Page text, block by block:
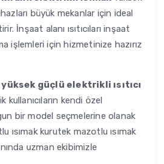
büyük mekanlar için ideal
İnşaat alanı ısıtıcıları inşaat
işlemleri için hizmetinize hazırız
yüksek güçlü elektrikli ısıtıcı
kullanıcıların kendi özel
bir model seçmelerine olanak
ısımak kurutek mazotlu ısımak
uzman ekibimizle